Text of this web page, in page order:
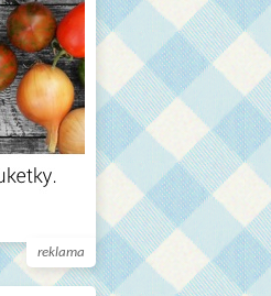
reklama